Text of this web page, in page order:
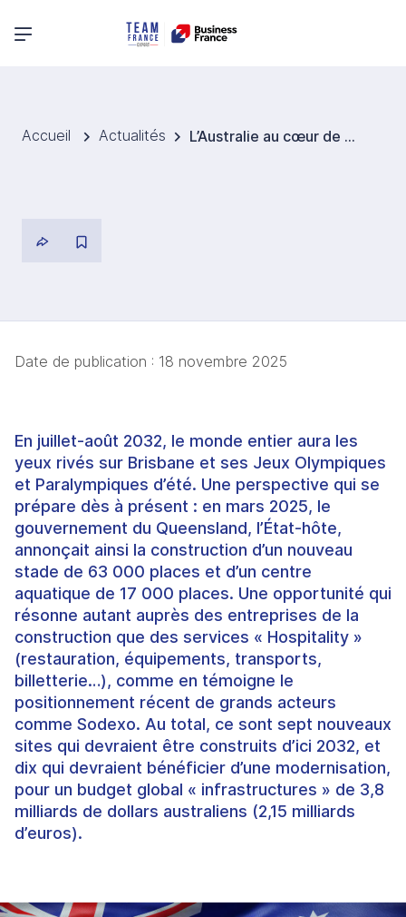
Menu principal
Accueil Actualités L’Australie au cœur de la planète Sport
Date de publication : 18 novembre 2025
En juillet-août 2032, le monde entier aura les
yeux rivés sur Brisbane et ses Jeux Olympiques
et Paralympiques d’été. Une perspective qui se
prépare dès à présent : en mars 2025, le
gouvernement du Queensland, l’État-hôte,
annonçait ainsi la construction d’un nouveau
stade de 63 000 places et d’un centre
aquatique de 17 000 places. Une opportunité qui
résonne autant auprès des entreprises de la
construction que des services « Hospitality »
(restauration, équipements, transports,
billetterie…), comme en témoigne le
positionnement récent de grands acteurs
comme Sodexo. Au total, ce sont sept nouveaux
sites qui devraient être construits d’ici 2032, et
dix qui devraient bénéficier d’une modernisation,
pour un budget global « infrastructures » de 3,8
milliards de dollars australiens (2,15 milliards
d’euros).